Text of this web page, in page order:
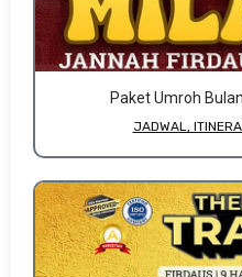
Paket Umroh
JADWAL,